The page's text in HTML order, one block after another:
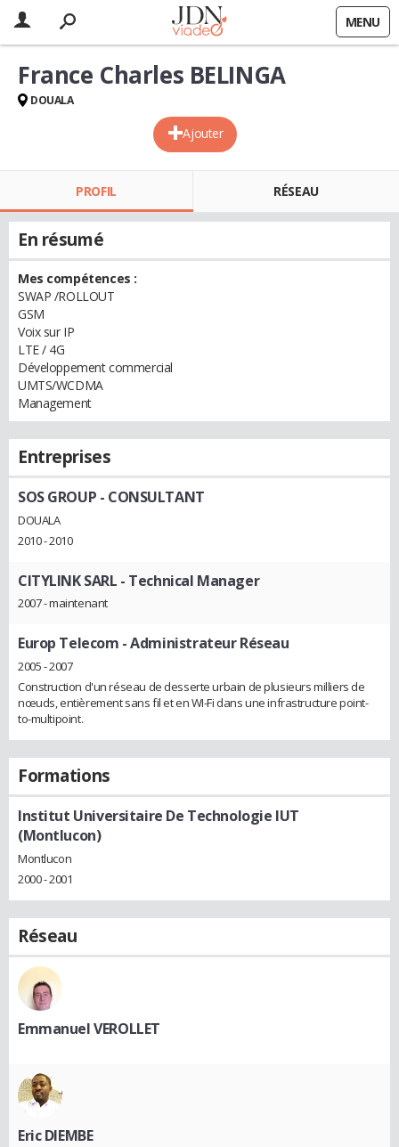
MENU
Ajouter
France Charles BELINGA
DOUALA
PROFIL RÉSEAU
En résumé
Mes compétences :
SWAP /ROLLOUT
GSM
Voix sur IP
LTE / 4G
Développement commercial
UMTS/WCDMA
Management
Entreprises
SOS GROUP - CONSULTANT
DOUALA
2010 - 2010
CITYLINK SARL - Technical Manager
2007 - maintenant
Europ Telecom - Administrateur Réseau
2005 - 2007
Construction d'un réseau de desserte urbain de plusieurs milliers de
nœuds, entièrement sans fil et en WI-Fi dans une infrastructure point-
to-multipoint.
Formations
Institut Universitaire De Technologie IUT
(Montlucon)
Montlucon
2000 - 2001
Réseau
Emmanuel VEROLLET
Eric DIEMBE